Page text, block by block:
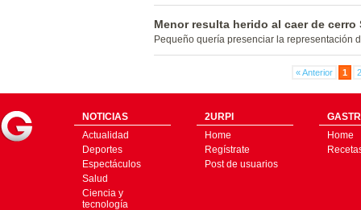
Menor resulta herido al caer de cerro
Pequeño quería presenciar la representación
« Anterior 1 2
NOTICIAS
Actualidad
Deportes
Espectáculos
Salud
Ciencia y
tecnología
2URPI
Home
Regístrate
Post de usuarios
Home